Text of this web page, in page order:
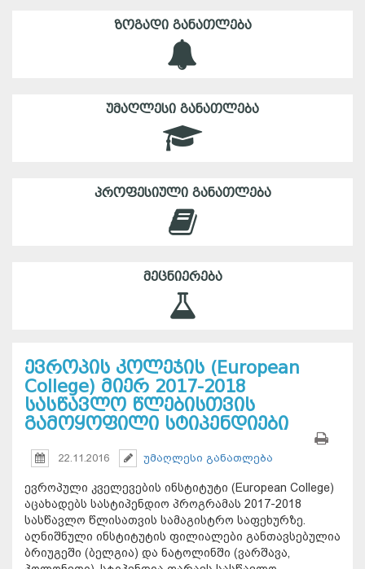
ᲖᲝᲒᲐᲓᲘ ᲒᲐᲜᲐᲗᲚᲔᲑᲐ
ᲣᲛᲐᲦᲚᲔᲡᲘ ᲒᲐᲜᲐᲗᲚᲔᲑᲐ
ᲞᲠᲝᲤᲔᲡᲘᲣᲚᲘ ᲒᲐᲜᲐᲗᲚᲔᲑᲐ
ᲛᲔᲪᲜᲘᲔᲠᲔᲑᲐ
ევროპის კოლეჯის (European
College) მიერ 2017-2018
სასწავლო წლებისთვის
გამოყოფილი სტიპენდიები
22.11.2016 უმაღლესი განათლება
ევროპული კველევების ინსტიტუტი (European College)
აცახადებს სასტიპენდიო პროგრამას 2017-2018
სასწავლო წლისათვის სამაგისტრო საფეხურზე.
აღნიშნული ინსტიტუტის ფილიალები განთავსებულია
ბრიუგეში (ბელგია) და ნატოლინში (ვარშავა,